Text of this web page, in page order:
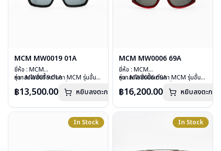
MCM MW0019 01A
ยี่ห้อ : MCM
รุ่น : MW0019 01A
เลนส์ : กันแดดสีเทา
อุปกรณ์ : กล่องแว่น, ผ้าเช็ดแว่น
หากสนใจสั่งชื้อแว่นตา MCM รุ่นอื่น
ติดต่อเราคลิก
฿13,500.00 หยิบลงตะกร้า
MCM MW0006 69A
ยี่ห้อ : MCM
รุ่น : MW0006 69A
เลนส์ : กันแดดสีเทา
อุปกรณ์ : กล่องแว่น, ผ้าเช็ดแว่น
หากสนใจสั่งชื้อแว่นตา MCM รุ่นอื่น
ติดต่อเราคลิก
฿16,200.00 หยิบลงตะกร้า
In Stock In Stock